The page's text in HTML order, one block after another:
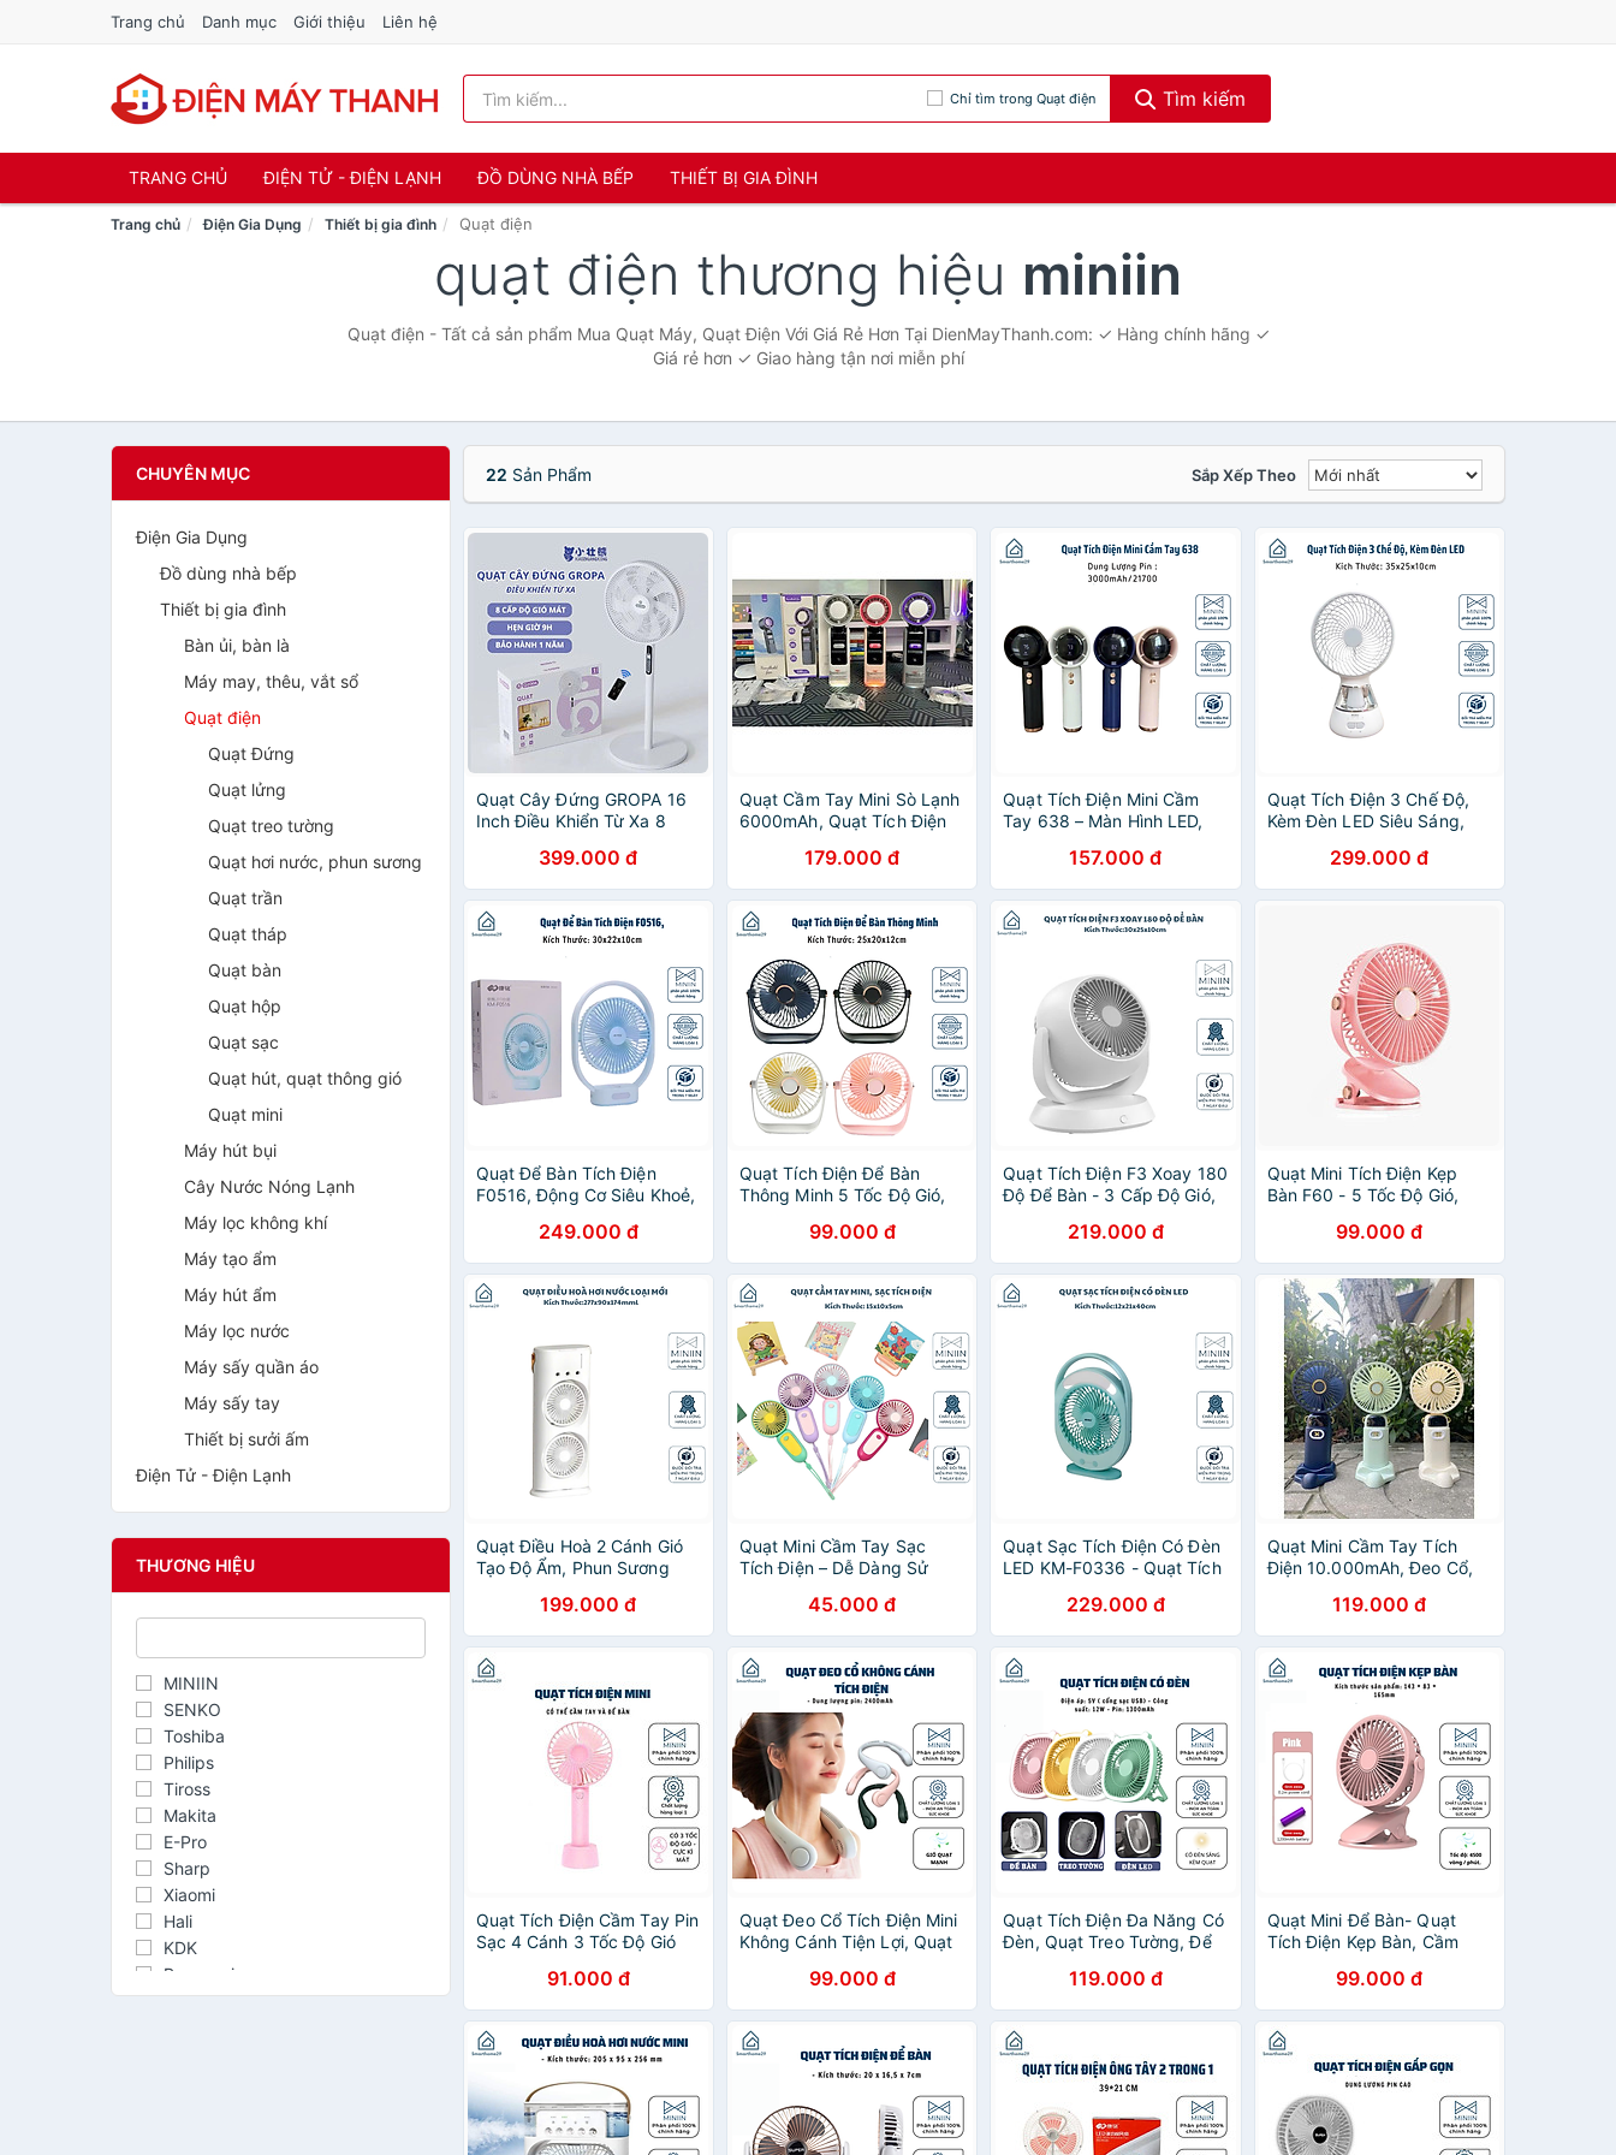
Trang chủ Danh mục Giới thiệu Liên hệ
Chỉ tìm trong Quạt điện Tìm kiếm
TRANG CHỦ ĐIỆN TỬ - ĐIỆN LẠNH ĐỒ DÙNG NHÀ BẾP THIẾT BỊ GIA ĐÌNH
Trang chủ Điện Gia Dụng Thiết bị gia đình Quạt điện
quạt điện thương hiệu miniin
Quạt điện - Tất cả sản phẩm Mua Quạt Máy, Quạt Điện Với Giá Rẻ Hơn Tại DienMayThanh.com: ✓ Hàng chính hãng ✓
Giá rẻ hơn ✓ Giao hàng tận nơi miễn phí
CHUYÊN MỤC
Điện Gia Dụng
Đồ dùng nhà bếp
Thiết bị gia đình
Bàn ủi, bàn là
Máy may, thêu, vắt sổ
Quạt điện
Quạt Đứng
Quạt lửng
Quạt treo tường
Quạt hơi nước, phun sương
Quạt trần
Quạt tháp
Quạt bàn
Quạt hộp
Quạt sạc
Quạt hút, quạt thông gió
Quạt mini
Máy hút bụi
Cây Nước Nóng Lạnh
Máy lọc không khí
Máy tạo ẩm
Máy hút ẩm
Máy lọc nước
Máy sấy quần áo
Máy sấy tay
Thiết bị sưởi ấm
Điện Tử - Điện Lạnh
THƯƠNG HIỆU
MINIIN
SENKO
Toshiba
Philips
Tiross
Makita
E-Pro
Sharp
Xiaomi
Hali
KDK
Panasonic
Tefal
22 Sản Phẩm Sắp Xếp Theo
Quạt Cây Đứng GROPA 16
Inch Điều Khiển Từ Xa 8
Siêu Êm Tiết Kiệm Điện
40W - HÀNG CHÍNH HÃNG
MINIIN
399.000 đ
Quạt Cầm Tay Mini Sò Lạnh
6000mAh, Quạt Tích Điện
Nhiều Tốc Độ Gió, Tặng Dây
Đeo - HÀNG CHÍNH HÃNG
MINIIN
179.000 đ
Quạt Tích Điện Mini Cầm
Tay 638 – Màn Hình LED,
4000mAh Siêu Mát - HÀNG
CHÍNH HÃNG MINIIN
157.000 đ
Quạt Tích Điện 3 Chế Độ,
Kèm Đèn LED Siêu Sáng,
HÀNG CHÍNH HÃNG MINIIN
299.000 đ
Quạt Để Bàn Tích Điện
F0516, Động Cơ Siêu Khoẻ,
HÀNG CHÍNH HÃNG MINIIN
249.000 đ
Quạt Tích Điện Để Bàn
Thông Minh 5 Tốc Độ Gió,
Nhẹ, Tiết Kiệm Năng Lượng
- HÀNG CHÍNH HÃNG
MINIIN
99.000 đ
Quạt Tích Điện F3 Xoay 180
Độ Để Bàn - 3 Cấp Độ Gió,
CHÍNH HÃNG MINIIN
219.000 đ
Quạt Mini Tích Điện Kẹp
Bàn F60 - 5 Tốc Độ Gió,
15cm, Sạc Type C - HÀNG
CHÍNH HÃNG MINIIN
99.000 đ
Quạt Điều Hoà 2 Cánh Gió
Tạo Độ Ẩm, Phun Sương
4000mAh, Đèn Ngủ Đa Sắc
- HÀNG CHÍNH HÃNG
MINIIN
199.000 đ
Quạt Mini Cầm Tay Sạc
Tích Điện – Dễ Dàng Sử
HÀNG CHÍNH HÃNG MINIIN
45.000 đ
Quạt Sạc Tích Điện Có Đèn
LED KM-F0336 - Quạt Tích
Bàn Tiện Lợi - HÀNG CHÍNH
HÃNG MINIIN
229.000 đ
Quạt Mini Cầm Tay Tích
Điện 10.000mAh, Đeo Cổ,
Hoạt - HÀNG CHÍNH HÃNG
MINIIN
119.000 đ
Quạt Tích Điện Cầm Tay Pin
Sạc 4 Cánh 3 Tốc Độ Gió
Pin Sạc USB Tiện Lợi -
HÀNG CHÍNH HÃNG MINIIN
91.000 đ
Quạt Đeo Cổ Tích Điện Mini
Không Cánh Tiện Lợi, Quạt
Dáng Thể Thao, Sạc USB -
HÀNG CHÍNH HÃNG MINIIN
99.000 đ
Quạt Tích Điện Đa Năng Có
Đèn, Quạt Treo Tường, Để
Quạt Cầm Tay Tích Hợp
Đèn Led Pin 1300mAh -
HÀNG CHÍNH HÃNG MINIIN
119.000 đ
Quạt Mini Để Bàn- Quạt
Tích Điện Kẹp Bàn, Cầm
HÀNG CHÍNH HÃNG MINIIN
99.000 đ